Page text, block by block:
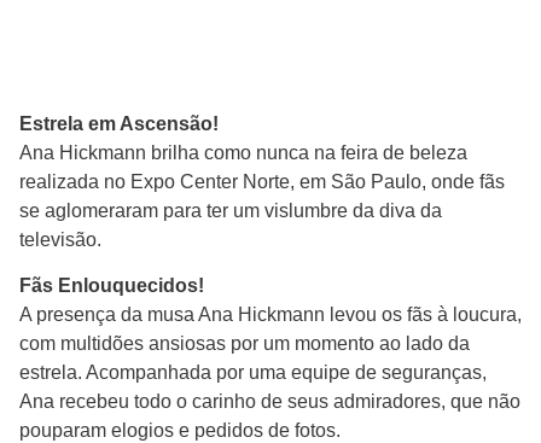
Estrela em Ascensão!
Ana Hickmann brilha como nunca na feira de beleza
realizada no Expo Center Norte, em São Paulo, onde fãs
se aglomeraram para ter um vislumbre da diva da
televisão.
Fãs Enlouquecidos!
A presença da musa Ana Hickmann levou os fãs à loucura,
com multidões ansiosas por um momento ao lado da
estrela. Acompanhada por uma equipe de seguranças,
Ana recebeu todo o carinho de seus admiradores, que não
pouparam elogios e pedidos de fotos.